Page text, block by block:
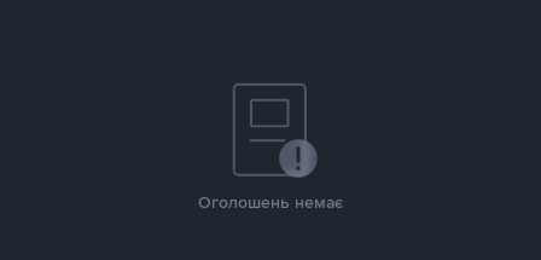
Оголошень немає